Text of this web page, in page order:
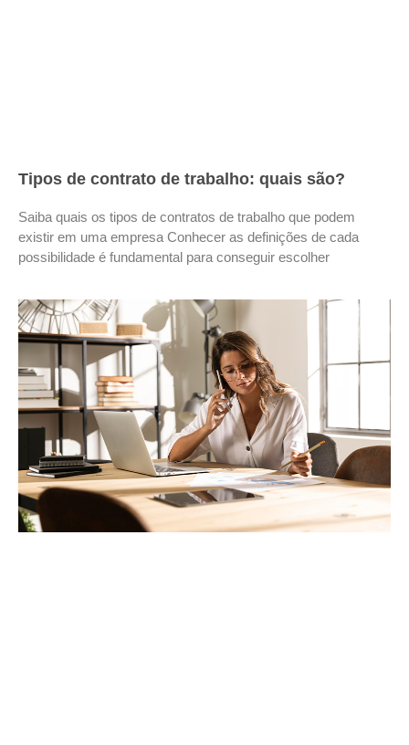
Tipos de contrato de trabalho: quais são?
Saiba quais os tipos de contratos de trabalho que podem
existir em uma empresa Conhecer as definições de cada
possibilidade é fundamental para conseguir escolher